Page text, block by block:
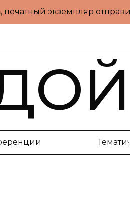
, печатный экземпляр